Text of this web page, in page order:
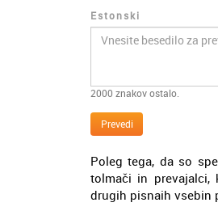
Estonski
2000 znakov ostalo.
Prevedi
Poleg tega, da so
tolmači in
drugih pisnaih vsebin